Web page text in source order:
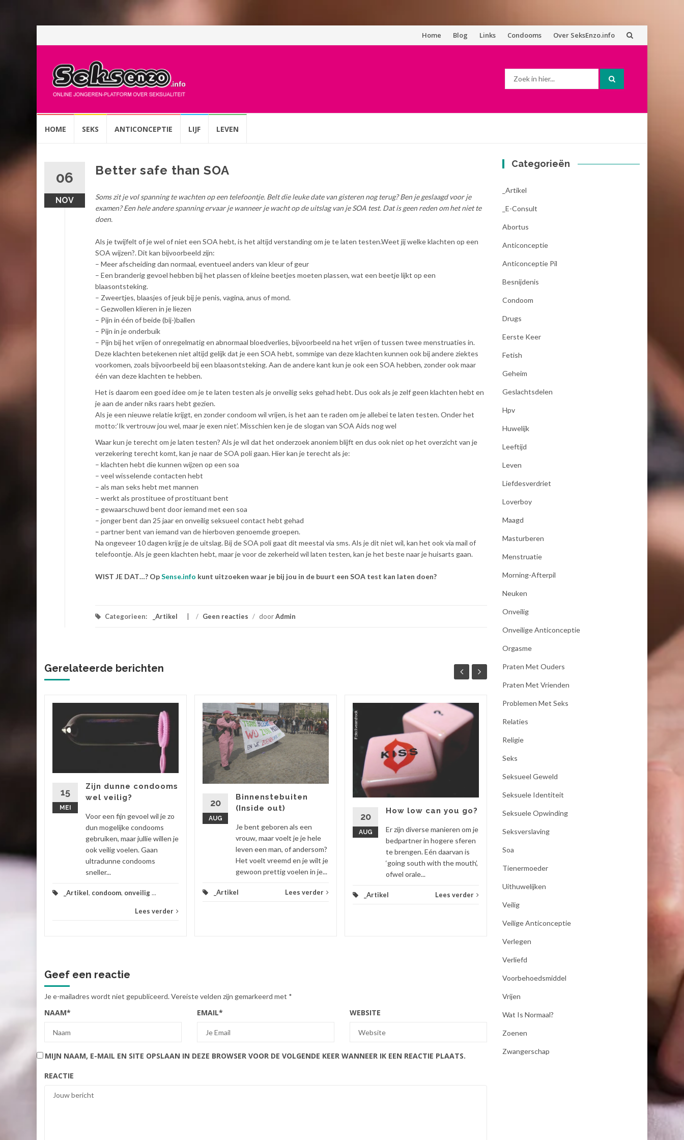
Spring
Home Blog Links Condooms Over SeksEnzo.info
naarHOME SEKS ANTICONCEPTIE LIJF LEVEN
06
NOV
Better safe than SOA
Soms zit je vol spanning te wachten op een telefoontje. Belt die leuke date van gisteren nog terug? Ben je geslaagd voor je
examen? Een hele andere spanning ervaar je wanneer je wacht op de uitslag van je SOA test. Dat is geen reden om het niet te
doen.
Als je twijfelt of je wel of niet een SOA hebt, is het altijd verstanding om je te laten testen.Weet jij welke klachten op een
SOA wijzen?. Dit kan bijvoorbeeld zijn:
– Meer afscheiding dan normaal, eventueel anders van kleur of geur
– Een branderig gevoel hebben bij het plassen of kleine beetjes moeten plassen, wat een beetje lijkt op een
blaasontsteking.
– Zweertjes, blaasjes of jeuk bij je penis, vagina, anus of mond.
– Gezwollen klieren in je liezen
– Pijn in één of beide (bij-)ballen
– Pijn in je onderbuik
– Pijn bij het vrijen of onregelmatig en abnormaal bloedverlies, bijvoorbeeld na het vrijen of tussen twee menstruaties in.
Deze klachten betekenen niet altijd gelijk dat je een SOA hebt, sommige van deze klachten kunnen ook bij andere ziektes
voorkomen, zoals bijvoorbeeld bij een blaasontsteking. Aan de andere kant kun je ook een SOA hebben, zonder ook maar
één van deze klachten te hebben.
Het is daarom een goed idee om je te laten testen als je onveilig seks gehad hebt. Dus ook als je zelf geen klachten hebt en
je aan de ander niks raars hebt gezien.
Als je een nieuwe relatie krijgt, en zonder condoom wil vrijen, is het aan te raden om je allebei te laten testen. Onder het
motto:‘Ik vertrouw jou wel, maar je exen niet’. Misschien ken je de slogan van SOA Aids nog wel
Waar kun je terecht om je laten testen? Als je wil dat het onderzoek anoniem blijft en dus ook niet op het overzicht van je
verzekering terecht komt, kan je naar de SOA poli gaan. Hier kan je terecht als je:
– klachten hebt die kunnen wijzen op een soa
– veel wisselende contacten hebt
– als man seks hebt met mannen
– werkt als prostituee of prostituant bent
– gewaarschuwd bent door iemand met een soa
– jonger bent dan 25 jaar en onveilig seksueel contact hebt gehad
– partner bent van iemand van de hierboven genoemde groepen.
Na ongeveer 10 dagen krijg je de uitslag. Bij de SOA poli gaat dit meestal via sms. Als je dit niet wil, kan het ook via mail of
telefoontje. Als je geen klachten hebt, maar je voor de zekerheid wil laten testen, kan je het beste naar je huisarts gaan.
WIST JE DAT…? OpSense.info kunt uitzoeken waar je bij jou in de buurt een SOA test kan laten doen?
Categorieen: _Artikel / Geen reacties / doorAdmin
Gerelateerde berichten
15
MEI
Zijn dunne condooms
wel veilig?
Voor een fijn gevoel wil je zo
dun mogelijke condooms
gebruiken, maar jullie willen je
ook veilig voelen. Gaan
ultradunne condooms
sneller...
_Artikel, condoom, onveilig...
Lees verder
20
AUG
Binnenstebuiten
(Inside out)
Je bent geboren als een
vrouw, maar voelt je je hele
leven een man, of andersom?
Het voelt vreemd en je wilt je
gewoon prettig voelen in je...
_Artikel Lees verder
20
AUG
How low can you go?
Er zijn diverse manieren om je
bedpartner in hogere sferen
te brengen. Eén daarvan is
‘going south with the mouth’,
ofwel orale...
_Artikel Lees verder
20
AUG
deze dag staan we eigenlijk
stil bij alle dingen die nooit...
_Artikel
Geef een reactie
Je e-mailadres wordt niet gepubliceerd.Vereiste velden zijn gemarkeerd met *
NAAM* EMAIL* WEBSITE
MIJN NAAM, E-MAIL EN SITE OPSLAAN IN DEZE BROWSER VOOR DE VOLGENDE KEER WANNEER IK EEN REACTIE PLAATS.
REACTIE
Categorieën
_Artikel
_E-Consult
Abortus
Anticonceptie
Anticonceptie Pil
Besnijdenis
Condoom
Drugs
Eerste Keer
Fetish
Geheim
Geslachtsdelen
Hpv
Huwelijk
Leeftijd
Leven
Liefdesverdriet
Loverboy
Maagd
Masturberen
Menstruatie
Morning-Afterpil
Neuken
Onveilig
Onveilige Anticonceptie
Orgasme
Praten Met Ouders
Praten Met Vrienden
Problemen Met Seks
Relaties
Religie
Seks
Seksueel Geweld
Seksuele Identiteit
Seksuele Opwinding
Seksverslaving
Soa
Tienermoeder
Uithuwelijken
Veilig
Veilige Anticonceptie
Verlegen
Verliefd
Voorbehoedsmiddel
Vrijen
Wat Is Normaal?
Zoenen
Zwangerschap